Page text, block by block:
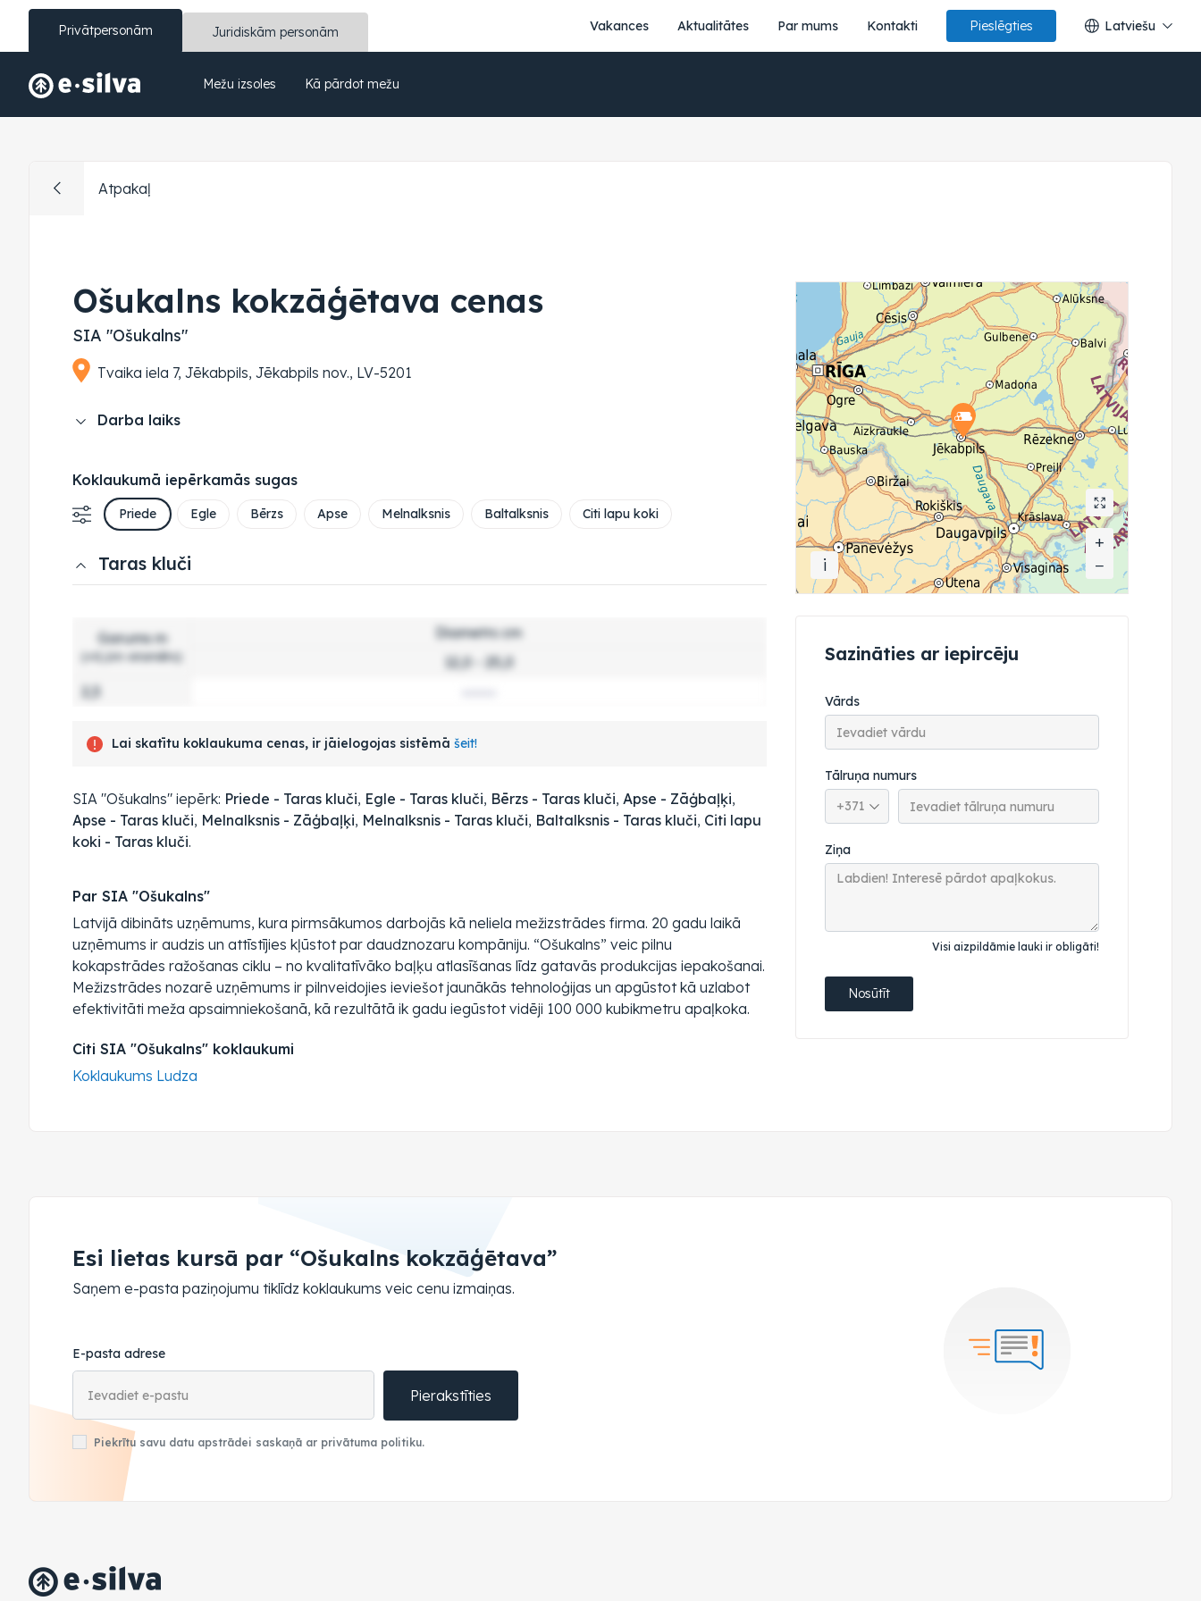
Privātpersonām Juridiskām personām Vakances Aktualitātes Par mums Kontakti Pieslēgties Latviešu
Mežu izsoles Kā pārdot mežu
Atpakaļ
Ošukalns kokzāģētava cenas
SIA "Ošukalns"
Tvaika iela 7, Jēkabpils, Jēkabpils nov., LV-5201
Darba laiks
Koklaukumā iepērkamās sugas
Priede Egle Bērzs Apse Melnalksnis Baltalksnis Citi lapu koki
Taras kluči
Garums m
(+0,1m virsmērs)
Diametrs cm
12,0 - 25,0
2,5
Lai skatītu koklaukuma cenas, ir jāielogojas sistēmā šeit!
SIA "Ošukalns" iepērk: Priede - Taras kluči, Egle - Taras kluči, Bērzs - Taras kluči, Apse - Zāģbaļķi,
Apse - Taras kluči, Melnalksnis - Zāģbaļķi, Melnalksnis - Taras kluči, Baltalksnis - Taras kluči, Citi lapu
koki - Taras kluči.
Par SIA "Ošukalns"
Latvijā dibināts uzņēmums, kura pirmsākumos darbojās kā neliela mežizstrādes firma. 20 gadu laikā
uzņēmums ir audzis un attīstījies kļūstot par daudznozaru kompāniju. “Ošukalns” veic pilnu
kokapstrādes ražošanas ciklu – no kvalitatīvāko baļķu atlasīšanas līdz gatavās produkcijas iepakošanai.
Mežizstrādes nozarē uzņēmums ir pilnveidojies ieviešot jaunākās tehnoloģijas un apgūstot kā uzlabot
efektivitāti meža apsaimniekošanā, kā rezultātā ik gadu iegūstot vidēji 100 000 kubikmetru apaļkoka.
Citi SIA "Ošukalns" koklaukumi
Koklaukums Ludza
+
−
i
+
−
Sazināties ar iepircēju
Vārds
Tālruņa numurs
Tālruņa valsts kods
Ziņa
Visi aizpildāmie lauki ir obligāti!
Nosūtīt
Esi lietas kursā par “Ošukalns kokzāģētava”
Saņem e-pasta paziņojumu tiklīdz koklaukums veic cenu izmaiņas.
E-pasta adrese
Pierakstīties
Piekrītu savu datu apstrādei saskaņā ar privātuma politiku.